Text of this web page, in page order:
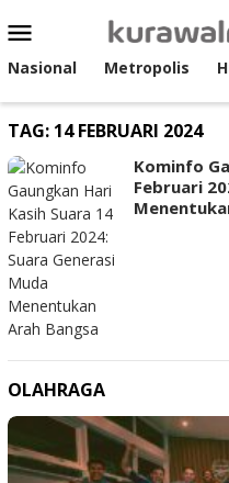
ke
konten
Menu
Mobile
Nasional Metropolis
TAG: 14 FEBRUARI 2024
Kominfo
Februari
OLAHRAGA